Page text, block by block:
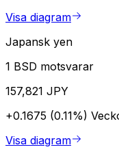
Visa diagram
Japansk yen
1 BSD motsvarar
157,821 JPY
+0.1675 (0.11%)
Visa diagram